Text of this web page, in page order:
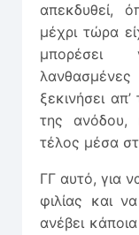
απεκδυθεί,
μέχρι τώρα
μπορέσει
ξεκινήσει
της ανόδου,
τέλος μέσα
ΓΓ αυτό, για
φιλίας και
ανέβει